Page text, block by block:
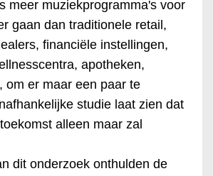
meer muziekprogramma's voor
gaan dan traditionele retail,
financiële instellingen,
apotheken,
om er maar een paar te
studie laat zien dat
alleen maar zal
dit onderzoek onthulden de